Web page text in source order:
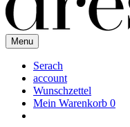
Menu
Serach
account
Wunschzettel
Mein Warenkorb 0